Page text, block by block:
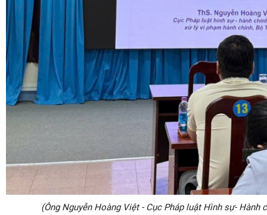
(Ông Nguyễn Hoàng Việt - Cục Pháp luật Hình sự-